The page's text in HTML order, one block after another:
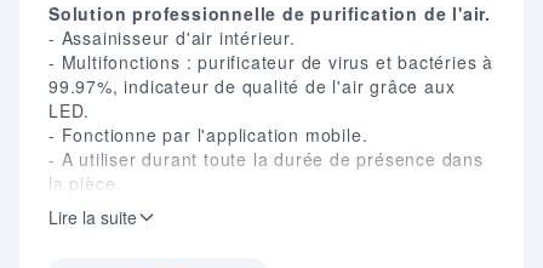
Solution professionnelle de purification de l'air.
- Assainisseur d'air intérieur.
- Multifonctions : purificateur de virus et bactéries à
99.97%, indicateur de qualité de l'air grâce aux
LED.
- Fonctionne par l'application mobile.
- A utiliser durant toute la durée de présence dans
la pièce.
- Câble de 2 m.
- Purification grâce au filtre.
Lire la suite